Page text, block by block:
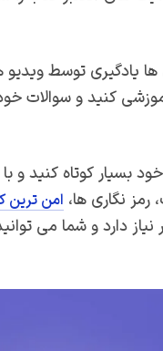
ها یادگیری توسط
کنید و سوالات
بسیار کوتاه کنید و
نگاری ها، امن ترین
دارد و شما می